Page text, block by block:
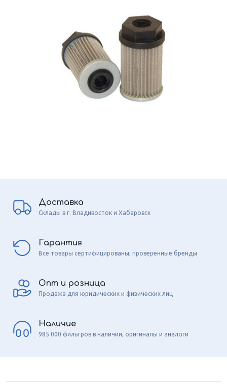
Доставка
Склады в г. Владивосток и Хабаровск
Гарантия
Все товары сертифицированы, проверенные бренды
Опт и розница
Продажа для юридических и физических лиц
Наличие
985 000 фильтров в наличии, оригиналы и аналоги